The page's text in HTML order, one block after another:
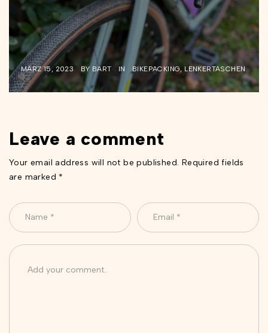
MÄRZ 15, 2023 BY BART IN BIKEPACKING, LENKERTASCHEN
Leave a comment
Your email address will not be published. Required fields
are marked *